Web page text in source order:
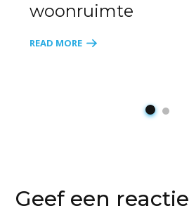
woonruimte
READ MORE
Geef een reactie